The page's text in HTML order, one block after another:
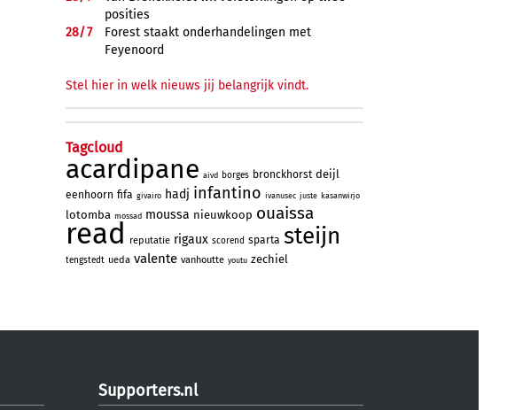
posities
28/7
Forest staakt onderhandelingen met
Feyenoord
Stel hier in welk nieuws jij belangrijk vindt.
Tagcloud
acardipane aivd borges bronckhorst deijl
eenhoorn fifa givairo hadj infantino ivanusec juste kasanwirjo
lotomba mossad moussa nieuwkoop ouaissa
read reputatie rigaux scorend sparta steijn
tengstedt ueda valente vanhoutte youtu zechiel
Supporters.nl